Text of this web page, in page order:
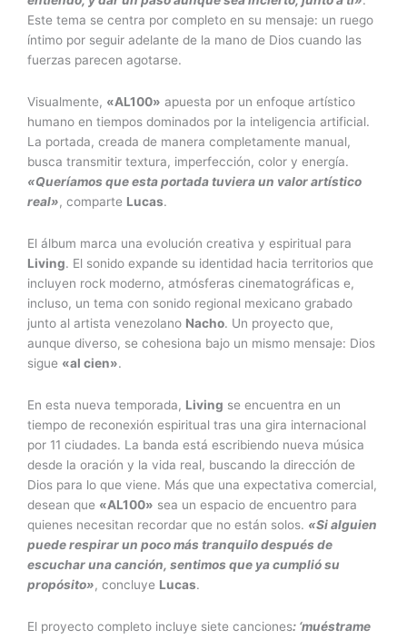
Este tema se centra por completo en su mensaje: un ruego
íntimo por seguir adelante de la mano de Dios cuando las
fuerzas parecen agotarse.
Visualmente, «AL100» apuesta por un enfoque artístico
humano en tiempos dominados por la inteligencia artificial.
La portada, creada de manera completamente manual,
busca transmitir textura, imperfección, color y energía.
«Queríamos que esta portada tuviera un valor artístico
real», comparte Lucas.
El álbum marca una evolución creativa y espiritual para
Living. El sonido expande su identidad hacia territorios que
incluyen rock moderno, atmósferas cinematográficas e,
incluso, un tema con sonido regional mexicano grabado
junto al artista venezolano Nacho. Un proyecto que,
aunque diverso, se cohesiona bajo un mismo mensaje: Dios
sigue «al cien».
En esta nueva temporada, Living se encuentra en un
tiempo de reconexión espiritual tras una gira internacional
por 11 ciudades. La banda está escribiendo nueva música
desde la oración y la vida real, buscando la dirección de
Dios para lo que viene. Más que una expectativa comercial,
desean que «AL100» sea un espacio de encuentro para
quienes necesitan recordar que no están solos. «Si alguien
puede respirar un poco más tranquilo después de
escuchar una canción, sentimos que ya cumplió su
propósito», concluye Lucas.
El proyecto completo incluye siete canciones: ‘muéstrame